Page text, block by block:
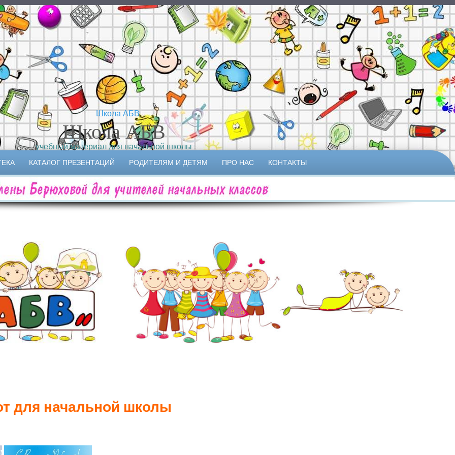
Школа АБВ
учебный материал для начальной школы
КАТАЛОГ ПРЕЗЕНТАЦИЙ РОДИТЕЛЯМ И ДЕТЯМ ПРО НАС КОНТАКТЫ
для начальной школы